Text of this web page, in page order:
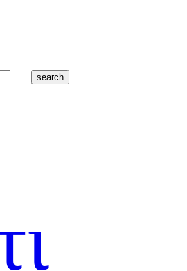
search